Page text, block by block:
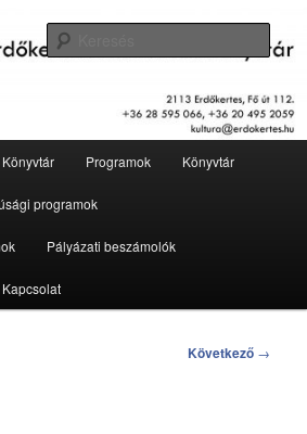
és Könyvtár
Programok Könyvtár
programok
Pályázati beszámolók
Kapcsolat
Következő →